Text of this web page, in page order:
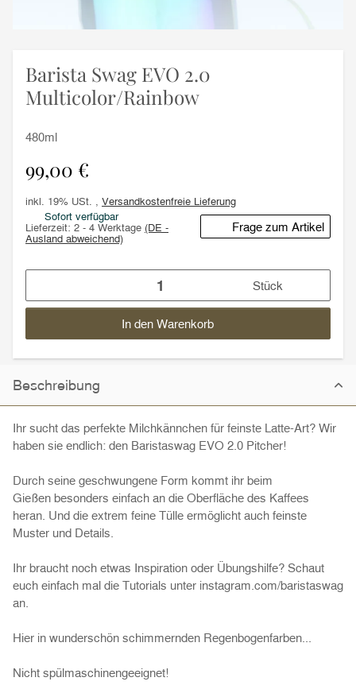
Barista Swag EVO 2.0
Multicolor/Rainbow
480ml
99,00 €
inkl. 19% USt. , Versandkostenfreie Lieferung
Sofort verfügbar
Lieferzeit: 2 - 4 Werktage (DE -
Ausland abweichend)
Frage zum Artikel
Stück
In den Warenkorb
Beschreibung
Ihr sucht das perfekte Milchkännchen für feinste Latte-Art? Wir
haben sie endlich: den Baristaswag EVO 2.0 Pitcher!
Durch seine geschwungene Form kommt ihr beim
Gießen besonders einfach an die Oberfläche des Kaffees
heran. Und die extrem feine Tülle ermöglicht auch feinste
Muster und Details.
Ihr braucht noch etwas Inspiration oder Übungshilfe? Schaut
euch einfach mal die Tutorials unter instagram.com/baristaswag
an.
Hier in wunderschön schimmernden Regenbogenfarben...
Nicht spülmaschinengeeignet!